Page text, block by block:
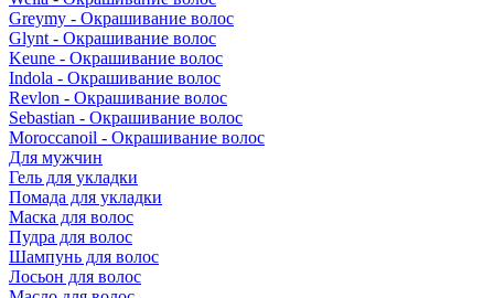
Greymy - Окрашивание волос
Glynt - Окрашивание волос
Keune - Окрашивание волос
Indola - Окрашивание волос
Revlon - Окрашивание волос
Sebastian - Окрашивание волос
Moroccanoil - Окрашивание волос
Для мужчин
Гель для укладки
Помада для укладки
Маска для волос
Пудра для волос
Шампунь для волос
Лосьон для волос